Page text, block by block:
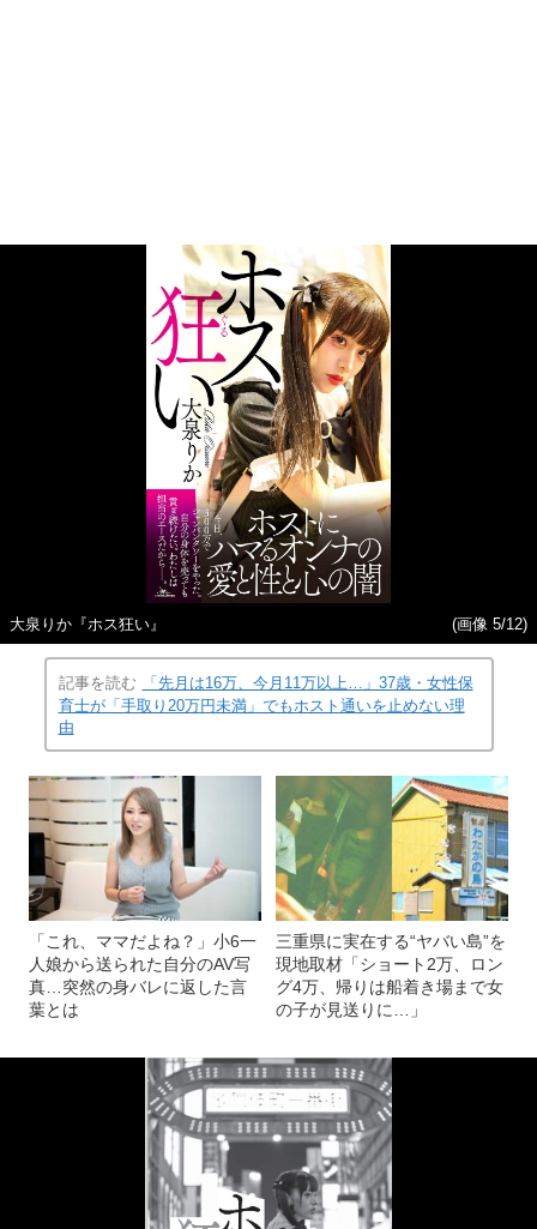
大泉りか『ホス狂い』 (画像 5/12)
記事を読む
「先月は16万、今月11万以上…」37歳・女性保
育士が「手取り20万円未満」でもホスト通いを止めない理
由
「これ、ママだよね？」小6一
人娘から送られた自分のAV写
真…突然の身バレに返した言
葉とは
三重県に実在する“ヤバい島”を
現地取材「ショート2万、ロン
グ4万、帰りは船着き場まで女
の子が見送りに…」